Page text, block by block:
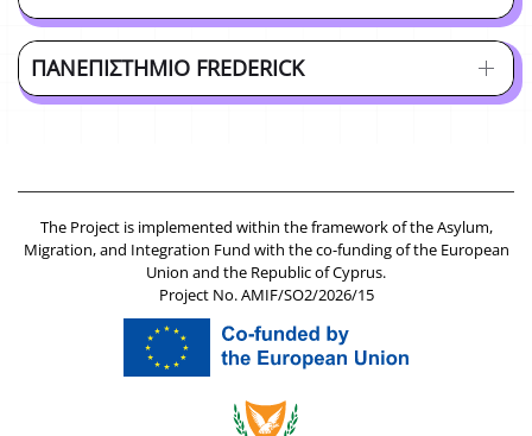
ΠΑΝΕΠΙΣΤΉΜΙΟ FREDERICΚ
The Project is implemented within the framework of the Asylum,
Migration, and Integration Fund with the co-funding of the European
Union and the Republic of Cyprus.
Project No. AMIF/SO2/2026/15